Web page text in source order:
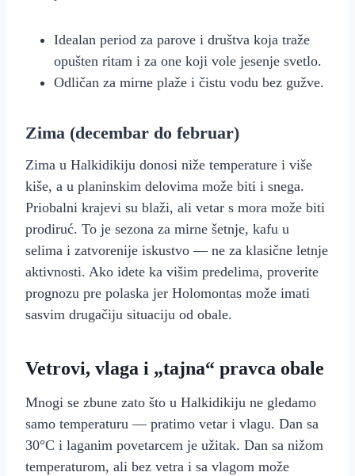
Idealan period za parove i društva koja traže
opušten ritam i za one koji vole jesenje svetlo.
Odličan za mirne plaže i čistu vodu bez gužve.
Zima (decembar do februar)
Zima u Halkidikiju donosi niže temperature i više
kiše, a u planinskim delovima može biti i snega.
Priobalni krajevi su blaži, ali vetar s mora može biti
prodiruć. To je sezona za mirne šetnje, kafu u
selima i zatvorenije iskustvo — ne za klasične letnje
aktivnosti. Ako idete ka višim predelima, proverite
prognozu pre polaska jer Holomontas može imati
sasvim drugačiju situaciju od obale.
Vetrovi, vlaga i „tajna“ pravca obale
Mnogi se zbune zato što u Halkidikiju ne gledamo
samo temperaturu — pratimo vetar i vlagu. Dan sa
30°C i laganim povetarcem je užitak. Dan sa nižom
temperaturom, ali bez vetra i sa vlagom može